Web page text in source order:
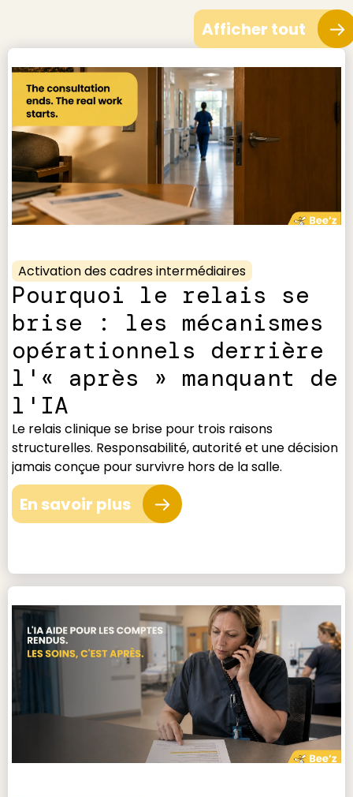
Afficher tout
Activation des cadres intermédiaires
Pourquoi le relais se
brise : les mécanismes
opérationnels derrière
l'« après » manquant de
l'IA
Le relais clinique se brise pour trois raisons
structurelles. Responsabilité, autorité et une décision
jamais conçue pour survivre hors de la salle.
En savoir plus